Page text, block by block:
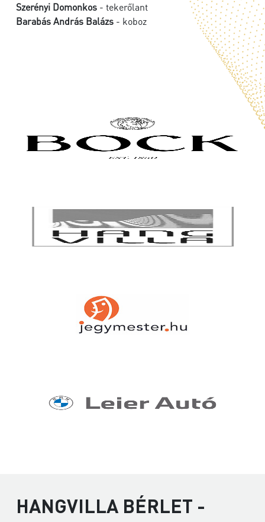
Szerényi Domonkos - tekerőlant
Barabás András Balázs - koboz
HANGVILLA BÉRLET -